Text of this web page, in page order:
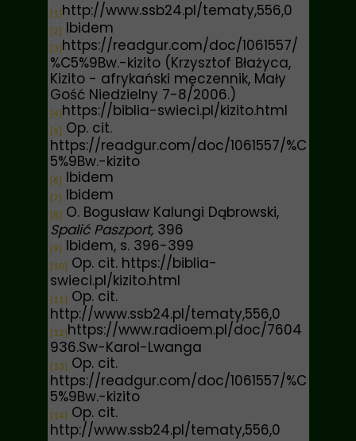
[1] http://www.ssb24.pl/tematy,556,0
[2] Ibidem
[3] https://readgur.com/doc/1061557/
%C5%9Bw.-kizito (Krzysztof Błażyca,
Kizito - afrykański męczennik, Mały
Gość Niedzielny 7-8/2006.)
[4] https://biblia-swieci.pl/kizito.html
[5]
Op. cit.
https://readgur.com/doc/1061557/%C
5%9Bw.-kizito
[6] Ibidem
[7] Ibidem
[8]
O. Bogusław Kalungi Dąbrowski,
Spalić Paszport, 396
[9] Ibidem, s. 396-399
[10]
Op. cit. https://biblia-
swieci.pl/kizito.html
[11]
Op. cit.
http://www.ssb24.pl/tematy,556,0
[12] https://www.radioem.pl/doc/7604
936.Sw-Karol-Lwanga
[13]
Op. cit.
https://readgur.com/doc/1061557/%C
5%9Bw.-kizito
[14]
Op. cit.
http://www.ssb24.pl/tematy,556,0